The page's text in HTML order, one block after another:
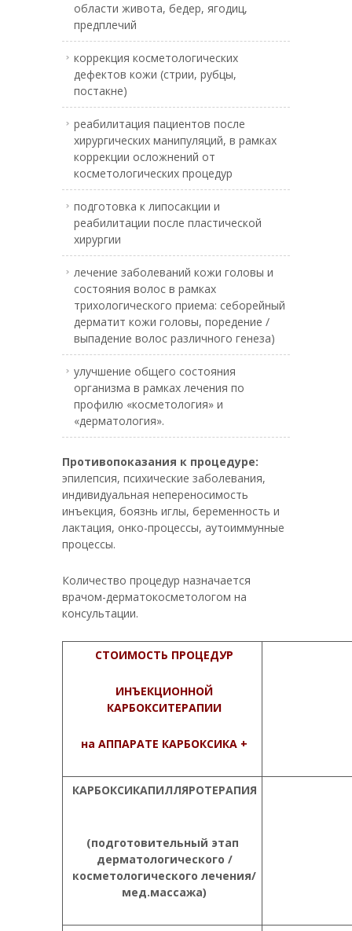
области живота, бедер, ягодиц,
предплечий
коррекция косметологических
дефектов кожи (стрии, рубцы,
постакне)
реабилитация пациентов после
хирургических манипуляций, в рамках
коррекции осложнений от
косметологических процедур
подготовка к липосакции и
реабилитации после пластической
хирургии
лечение заболеваний кожи головы и
состояния волос в рамках
трихологического приема: себорейный
дерматит кожи головы, поредение /
выпадение волос различного генеза)
улучшение общего состояния
организма в рамках лечения по
профилю «косметология» и
«дерматология».
Противопоказания к процедуре:
эпилепсия, психические заболевания,
индивидуальная непереносимость
инъекция, боязнь иглы, беременность и
лактация, онко-процессы, аутоиммунные
процессы.
Количество процедур назначается
врачом-дерматокосметологом на
консультации.
СТОИМОСТЬ ПРОЦЕДУР
ИНЪЕКЦИОННОЙ
КАРБОКСИТЕРАПИИ
на АППАРАТЕ КАРБОКСИКА +
КАРБОКСИКАПИЛЛЯРОТЕРАПИЯ
(подготовительный этап
дерматологического /
косметологического лечения/
мед.массажа)